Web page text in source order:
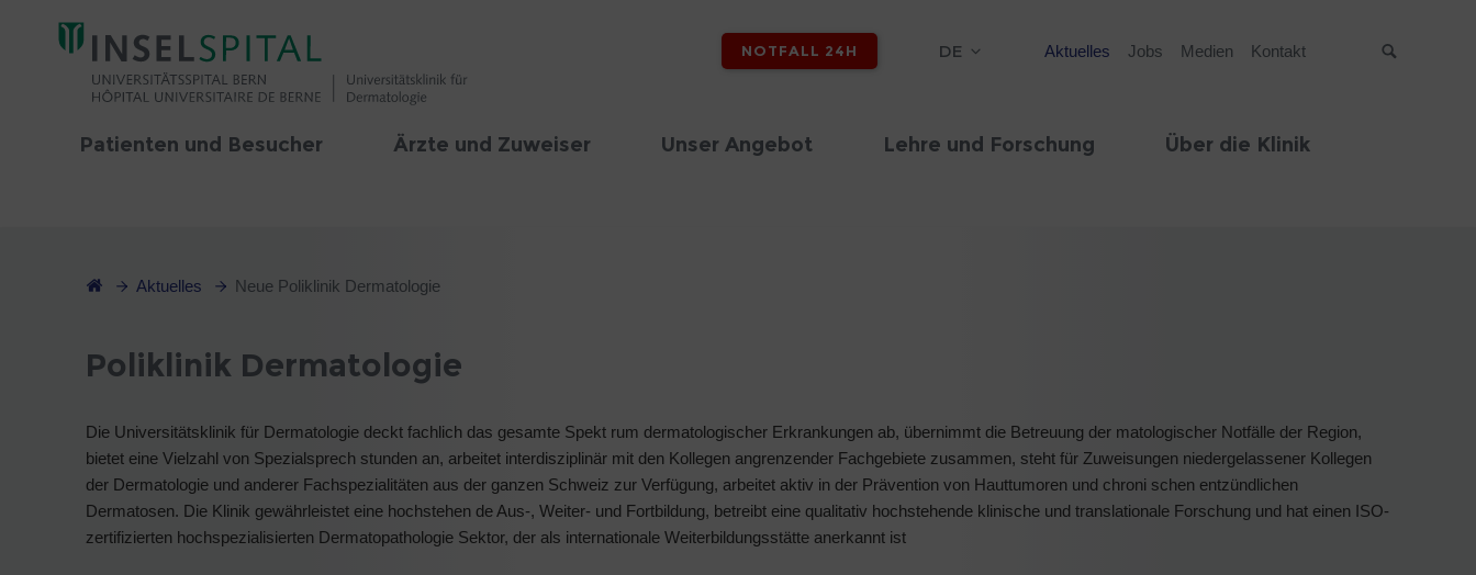
NOTFALL 24H DE Aktuelles Jobs Medien Kontakt
Patienten und Besucher Ärzte und Zuweiser Unser Angebot Lehre und Forschung Über die Klinik
Aktuelles Neue Poliklinik Dermatologie
Poliklinik Dermatologie
Die Universitätsklinik für Dermatologie deckt fachlich das gesamte Spekt rum dermatologischer Erkrankungen ab, übernimmt die Betreuung der matologischer Notfälle der Region,
bietet eine Vielzahl von Spezialsprech stunden an, arbeitet interdisziplinär mit den Kollegen angrenzender Fachgebiete zusammen, steht für Zuweisungen niedergelassener Kollegen
der Dermatologie und anderer Fachspezialitäten aus der ganzen Schweiz zur Verfügung, arbeitet aktiv in der Prävention von Hauttumoren und chroni schen entzündlichen
Dermatosen. Die Klinik gewährleistet eine hochstehen de Aus-, Weiter- und Fortbildung, betreibt eine qualitativ hochstehende klinische und translationale Forschung und hat einen ISO-
zertifizierten hochspezialisierten Dermatopathologie Sektor, der als internationale Weiterbildungsstätte anerkannt ist